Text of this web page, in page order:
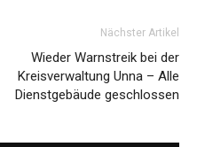
Nächster Artikel
Wieder Warnstreik bei der
Kreisverwaltung Unna – Alle
Dienstgebäude geschlossen